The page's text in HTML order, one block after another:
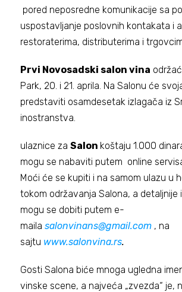
pored neposredne komunikacije sa
uspostavljanje poslovnih kontakata i
restoraterima, distributerima i
Prvi Novosadski salon vina
Park, 20. i 21. aprila. Na Salonu će
predstaviti osamdesetak izlagača iz
inostranstva.
ulaznice zaSalon koštaju 1.000
mogu se nabaviti putem online
Moći će se kupiti i na samom ulazu u
tokom održavanja Salona, a detaljnije
mogu se dobiti putem e-
mailasalonvinans@gmail.com , na
sajtu www.salonvina.rs.
Gosti Salona biće mnoga ugledna
vinske scene, a najveća „zvezda“ je,